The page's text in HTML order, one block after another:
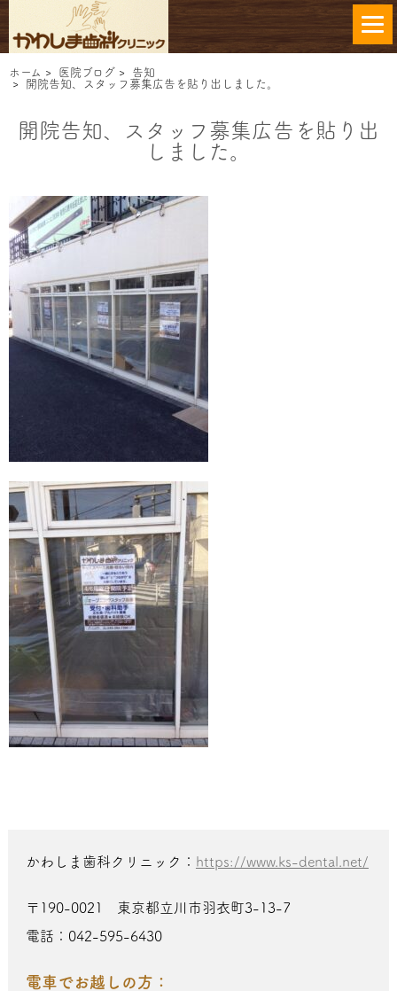
ホーム > 医院ブログ > 告知
> 開院告知、スタッフ募集広告を貼り出しました。
開院告知、スタッフ募集広告を貼り出
しました。
かわしま歯科クリニック： https://www.ks-dental.net/
〒190-0021 東京都立川市羽衣町3-13-7
電話：042-595-6430
電車でお越しの方：